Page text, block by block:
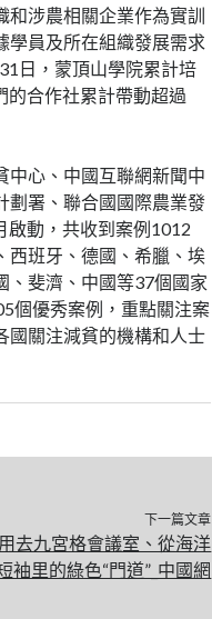
和涉農相關企業作為實訓
學員及所在組織發展需求
日，蒙頂山學院累計培
的合作社累計帶動超過
中心、中國互聯網新聞中
劃署、聯合國國際農業發
啟動，共收到案例1012
西班牙、德國、希臘、埃
、斐濟、中國等37個國家
個優秀案例，重點關注案
國關注減貧的機構和人士
下一篇文章
去九宮格會議室、從海洋
袖里的綠色“門道”_中國網